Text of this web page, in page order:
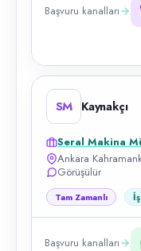
Başvuru kanalları
SM Kaynakçı
Seral Makina
Ankara
Görüşülür
Tam Zamanlı
Başvuru kanalları